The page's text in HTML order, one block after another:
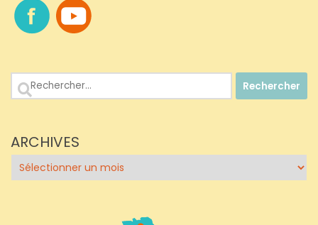
Rechercher :
ARCHIVES
Archives